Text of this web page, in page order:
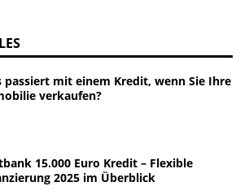
passiert mit einem Kredit, wenn Sie Ihre
verkaufen?
15.000 Euro Kredit – Flexible
2025 im Überblick